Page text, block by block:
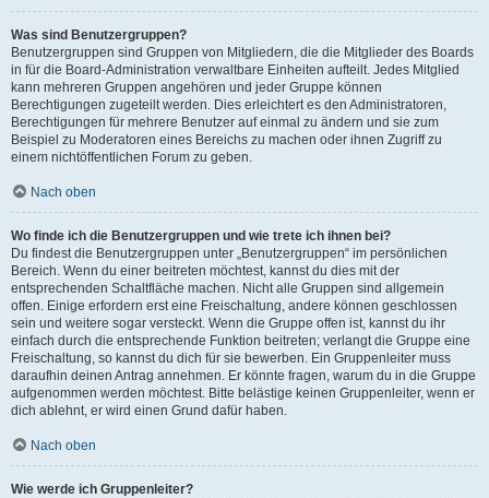
Was sind Benutzergruppen?
Benutzergruppen sind Gruppen von Mitgliedern, die die Mitglieder des Boards
in für die Board-Administration verwaltbare Einheiten aufteilt. Jedes Mitglied
kann mehreren Gruppen angehören und jeder Gruppe können
Berechtigungen zugeteilt werden. Dies erleichtert es den Administratoren,
Berechtigungen für mehrere Benutzer auf einmal zu ändern und sie zum
Beispiel zu Moderatoren eines Bereichs zu machen oder ihnen Zugriff zu
einem nichtöffentlichen Forum zu geben.
Nach oben
Wo finde ich die Benutzergruppen und wie trete ich ihnen bei?
Du findest die Benutzergruppen unter „Benutzergruppen“ im persönlichen
Bereich. Wenn du einer beitreten möchtest, kannst du dies mit der
entsprechenden Schaltfläche machen. Nicht alle Gruppen sind allgemein
offen. Einige erfordern erst eine Freischaltung, andere können geschlossen
sein und weitere sogar versteckt. Wenn die Gruppe offen ist, kannst du ihr
einfach durch die entsprechende Funktion beitreten; verlangt die Gruppe eine
Freischaltung, so kannst du dich für sie bewerben. Ein Gruppenleiter muss
daraufhin deinen Antrag annehmen. Er könnte fragen, warum du in die Gruppe
aufgenommen werden möchtest. Bitte belästige keinen Gruppenleiter, wenn er
dich ablehnt, er wird einen Grund dafür haben.
Nach oben
Wie werde ich Gruppenleiter?